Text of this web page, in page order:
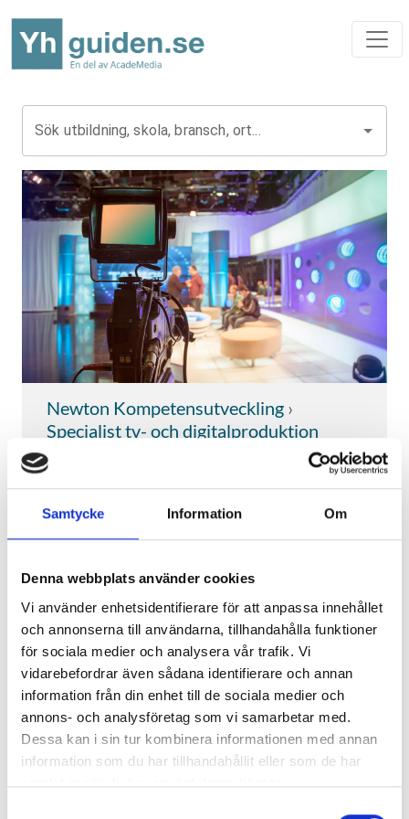
Samtycke Information Om
Denna webbplats använder cookies
Vi använder enhetsidentifierare för att anpassa innehållet
och annonserna till användarna, tillhandahålla funktioner
för sociala medier och analysera vår trafik. Vi
vidarebefordrar även sådana identifierare och annan
information från din enhet till de sociala medier och
annons- och analysföretag som vi samarbetar med.
Dessa kan i sin tur kombinera informationen med annan
information som du har tillhandahållit eller som de har
samlat in när du har använt deras tjänster.
Sök utbildning, skola, bransch, ort...
Newton Kompetensutveckling ›
Specialist tv- och digitalproduktion
Specialist tv- och
digitalproduktion
förbereder dig för yrkesrollen som
Specialist inom tv- och
digitalproduktion!
Utbildningen, som är på heltid, och finns
i Stockholm och ger dig en bred
kompetens och expertis inom foto, ljud
och redigering, vilket är avgörande för
att arbeta bakom kameran i den
dynamiska tv- och
digitalproduktionsbranschen.